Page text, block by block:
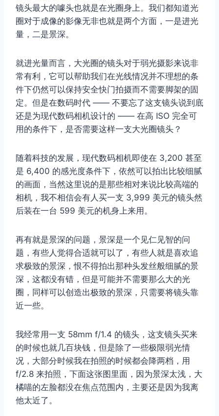
镜头最大的噱头也就是在光圈身上。我们都知道光
圈对于成像的影像无非也就是两个方面，一是进光
量，二是景深。
就进光量而言，大光圈的镜头对于弱光摄影来说非
常有利，它可以帮助我们在光线情况并不理想的条
件下仍然可以保持安全快门拍摄而不需要脚架的固
定。但是在数码时代 —— 不要忘了这支镜头说到底
还是为现代数码相机设计的 —— 在高 ISO 完全可
用的条件下，是否需要这样一支大光圈镜头？
随着科技的发展，现代数码相机即使在 3,200 甚至
是 6,400 的感光度条件下，依然可以拍出比较细腻
的画面，当然这里说的是那些相对来说比较高端的
相机，我不相信会有人买一支 3,999 美元的镜头然
后装在一台 599 美元的机身上来用。
再有就是景深的问题，景深是一个见仁见智的问
题，有些人觉得合适就可以了，有些人就是喜欢追
求极致的景深，恨不得拍出那种头发丝般细腻的景
深，这都没有错，但是可能并不需要那么大的光
圈，同样可以创造出极致的景深，只需要将镜头靠
近一些。
我经常用一支 58mm f/1.4 的镜头，这支镜头买来
的时候也就几百块钱，但是除了一些极限弱光情
况，大部分时候我在拍照的时候都会降两档，用
f/2.8 来拍照，下面这张图里面，因为景深太浅，大
橘喵的左脸都没在焦点范围内，主要还是因为我离
他太近了。